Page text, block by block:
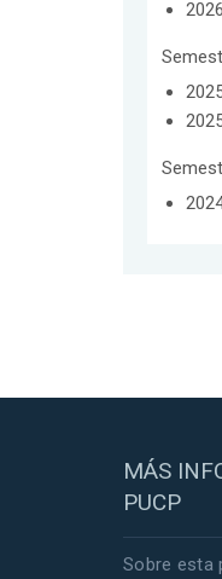
MÁS
PUCP
Sobre esta